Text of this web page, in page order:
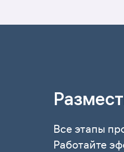
Все этапы
Работайте